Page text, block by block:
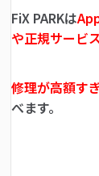
FiX PARKは
や正規サービ
修理が高額す
べます。